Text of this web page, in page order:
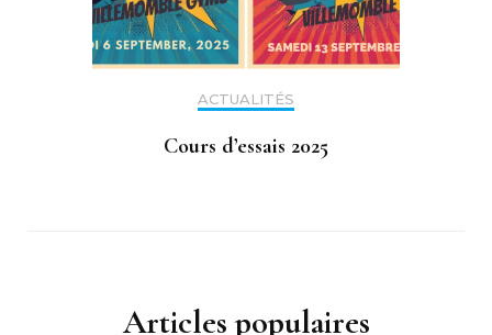
ACTUALITÉS
Cours d’essais 2025
Articles populaires